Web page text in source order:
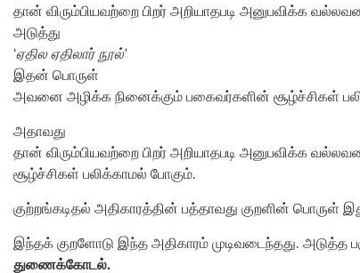
தான் விரும்பியவற்றை பிறர் அறியாதபடி அனுபவிக்க
அடுத்து
‘ஏதில ஏதிலார் நூல்’
இதன் பொருள்
அவனை அழிக்க நினைக்கும் பகைவர்களின் சூழ்ச்சிகள்
அதாவது
தான் விரும்பியவற்றை பிறர் அறியாதபடி அனுபவிக்க
சூழ்ச்சிகள் பலிக்காமல் போகும்.
குற்றங்கடிதல் அதிகாரத்தின் பத்தாவது குறளின் பொருள்
இந்தக் குறளோடு இந்த அதிகாரம் முடிவடைந்தது. அடுத்த
துணைக்கோடல்.